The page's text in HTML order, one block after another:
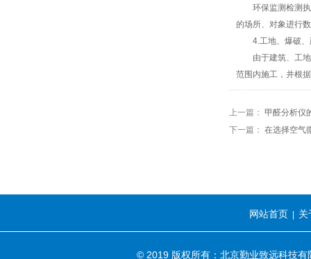
环保监测检测执
的场所、对象进行
4.工地、爆破、
由于建筑、工地
范围内施工，并根据
上一篇： 甲醛分析仪
下一篇： 在选择空气
网站首页 关
© 2019 版权所有：北京勤业致远科技